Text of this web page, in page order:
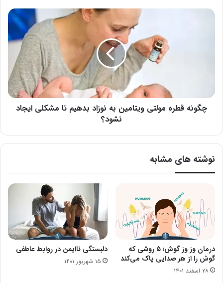
چگونه
مشکلی
ایجادچگونه قطره مولتی ویتامین به نوزاد بدهیم تا مشکلی ایجاد
نشود؟
نوشته های مشابه
درمان وز وز گوش؛ ۵ روشی که
گوش را از هر صدایی پاک می‌کند
۲۸ اسفند ۱۴۰۱
دلبستگی ناایمن در روابط عاطفی
۱۵ شهریور ۱۴۰۱